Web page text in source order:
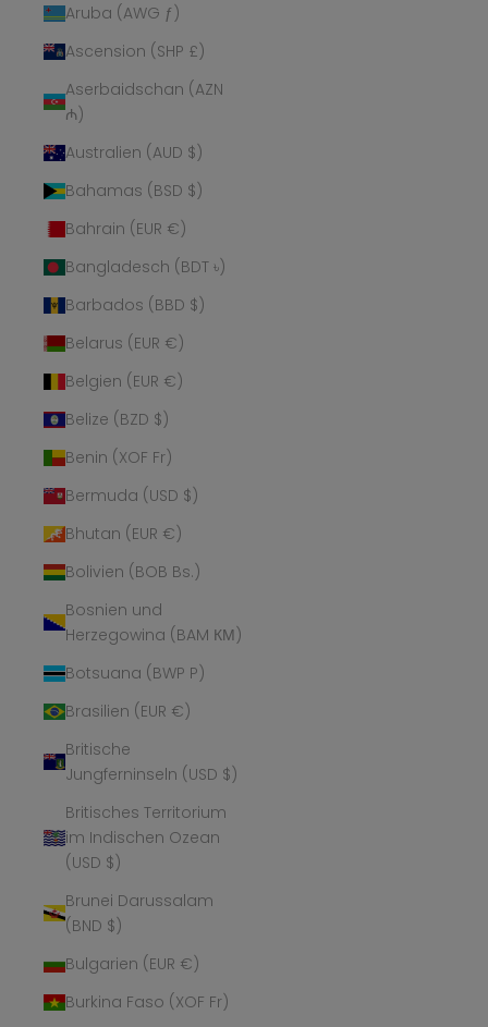
Aruba (AWG ƒ)
Ascension (SHP £)
Aserbaidschan (AZN
₼)
Australien (AUD $)
Bahamas (BSD $)
Bahrain (EUR €)
Bangladesch (BDT ৳)
Barbados (BBD $)
Belarus (EUR €)
Belgien (EUR €)
Belize (BZD $)
Benin (XOF Fr)
Bermuda (USD $)
Bhutan (EUR €)
Bolivien (BOB Bs.)
Bosnien und
Herzegowina (BAM КМ)
Botsuana (BWP P)
Brasilien (EUR €)
Britische
Jungferninseln (USD $)
Britisches Territorium
im Indischen Ozean
(USD $)
Brunei Darussalam
(BND $)
Bulgarien (EUR €)
Burkina Faso (XOF Fr)